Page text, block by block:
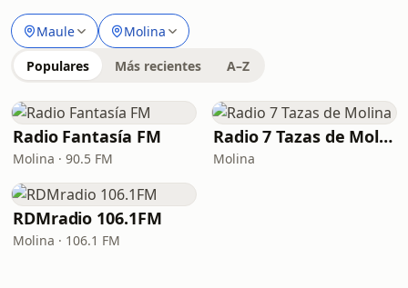
Maule Molina
Populares Más recientes A–Z
Radio Fantasía FM
Molina · 90.5 FM
Radio 7 Tazas de Molina
Molina
RDMradio 106.1FM
Molina · 106.1 FM